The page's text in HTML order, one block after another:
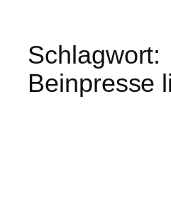
Schlagwort:
Beinpresse